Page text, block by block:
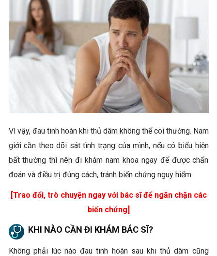
Vì vậy, đau tinh hoàn khi thủ dâm không thể coi thường. Nam
giới cần theo dõi sát tình trạng của mình, nếu có biểu hiện
bất thường thì nên đi khám nam khoa ngay để được chẩn
đoán và điều trị đúng cách, tránh biến chứng nguy hiểm.
[Trao đổi, trò chuyện ngay với bác sĩ để ngăn chặn các
biến chứng]
KHI NÀO CẦN ĐI KHÁM BÁC SĨ?
Không phải lúc nào đau tinh hoàn sau khi thủ dâm cũng